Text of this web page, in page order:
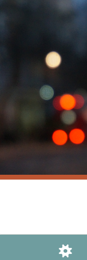
WIDGETS
SEARCH